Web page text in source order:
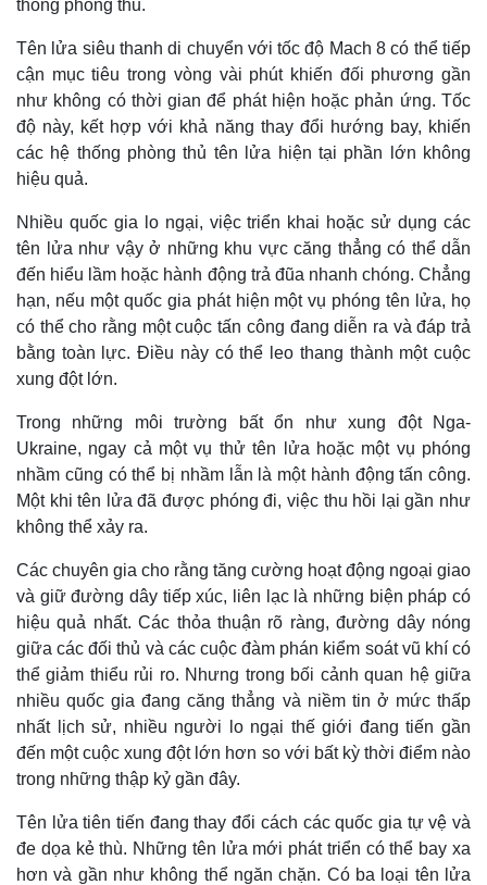
thống phòng thủ.
Tên lửa siêu thanh di chuyển với tốc độ Mach 8 có thể tiếp
cận mục tiêu trong vòng vài phút khiến đối phương gần
như không có thời gian để phát hiện hoặc phản ứng. Tốc
độ này, kết hợp với khả năng thay đổi hướng bay, khiến
các hệ thống phòng thủ tên lửa hiện tại phần lớn không
hiệu quả.
Nhiều quốc gia lo ngại, việc triển khai hoặc sử dụng các
tên lửa như vậy ở những khu vực căng thẳng có thể dẫn
đến hiểu lầm hoặc hành động trả đũa nhanh chóng. Chẳng
hạn, nếu một quốc gia phát hiện một vụ phóng tên lửa, họ
có thể cho rằng một cuộc tấn công đang diễn ra và đáp trả
bằng toàn lực. Điều này có thể leo thang thành một cuộc
xung đột lớn.
Trong những môi trường bất ổn như xung đột Nga-
Ukraine, ngay cả một vụ thử tên lửa hoặc một vụ phóng
nhầm cũng có thể bị nhầm lẫn là một hành động tấn công.
Một khi tên lửa đã được phóng đi, việc thu hồi lại gần như
không thể xảy ra.
Các chuyên gia cho rằng tăng cường hoạt động ngoại giao
và giữ đường dây tiếp xúc, liên lạc là những biện pháp có
hiệu quả nhất. Các thỏa thuận rõ ràng, đường dây nóng
giữa các đối thủ và các cuộc đàm phán kiểm soát vũ khí có
thể giảm thiểu rủi ro. Nhưng trong bối cảnh quan hệ giữa
nhiều quốc gia đang căng thẳng và niềm tin ở mức thấp
nhất lịch sử, nhiều người lo ngại thế giới đang tiến gần
đến một cuộc xung đột lớn hơn so với bất kỳ thời điểm nào
trong những thập kỷ gần đây.
Tên lửa tiên tiến đang thay đổi cách các quốc gia tự vệ và
đe dọa kẻ thù. Những tên lửa mới phát triển có thể bay xa
hơn và gần như không thể ngăn chặn. Có ba loại tên lửa